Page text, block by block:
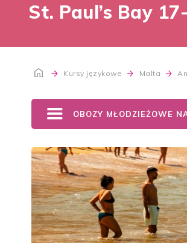
St. Paul’s Bay
Kursy językowe Malta
OBOZY MŁODZIEŻOWE